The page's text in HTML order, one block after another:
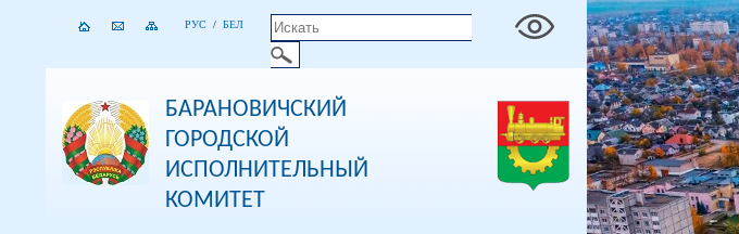
РУС / БЕЛ
БАРАНОВИЧСКИЙ
ГОРОДСКОЙ
ИСПОЛНИТЕЛЬНЫЙ
КОМИТЕТ